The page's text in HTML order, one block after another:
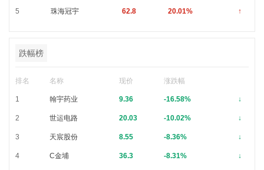
5 珠海冠宇 62.8 20.01% ↑
跌幅榜
排名 名称 现价 涨跌幅
1 翰宇药业 9.36 -16.58% ↓
2 世运电路 20.03 -10.02% ↓
3 天宸股份 8.55 -8.36% ↓
4 C金埔 36.3 -8.31% ↓